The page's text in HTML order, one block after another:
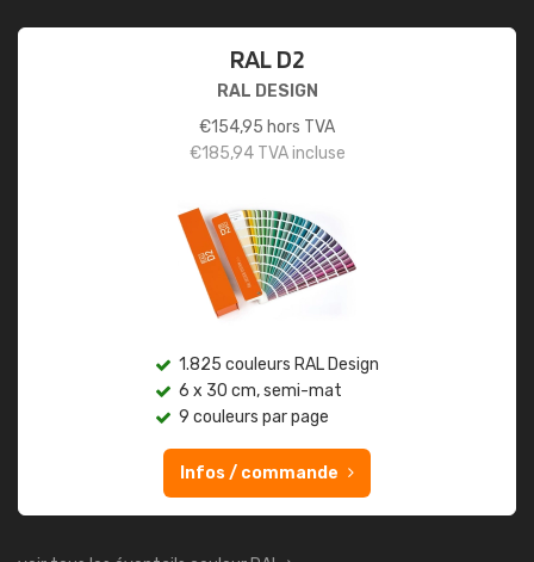
RAL D2
RAL DESIGN
€154,95 hors TVA
€185,94TVA incluse
1.825 couleurs RAL Design
6 x 30 cm, semi-mat
9 couleurs par page
Infos / commande